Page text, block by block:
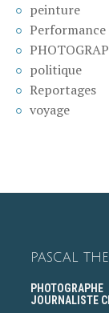
peinture
Performance
politique
Reportages
voyage
PASCAL
JOURNALISTE